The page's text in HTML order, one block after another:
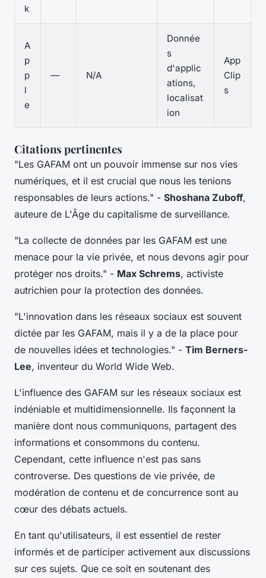
k
A
p
p
l
e
— N/A
Donnée
s
d'applic
ations,
localisat
ion
App
Clip
s
Citations pertinentes
"Les GAFAM ont un pouvoir immense sur nos vies
numériques, et il est crucial que nous les tenions
responsables de leurs actions." - Shoshana Zuboff,
auteure de L'Âge du capitalisme de surveillance.
"La collecte de données par les GAFAM est une
menace pour la vie privée, et nous devons agir pour
protéger nos droits." - Max Schrems, activiste
autrichien pour la protection des données.
"L'innovation dans les réseaux sociaux est souvent
dictée par les GAFAM, mais il y a de la place pour
de nouvelles idées et technologies." - Tim Berners-
Lee, inventeur du World Wide Web.
L'influence des GAFAM sur les réseaux sociaux est
indéniable et multidimensionnelle. Ils façonnent la
manière dont nous communiquons, partagent des
informations et consommons du contenu.
Cependant, cette influence n'est pas sans
controverse. Des questions de vie privée, de
modération de contenu et de concurrence sont au
cœur des débats actuels.
En tant qu'utilisateurs, il est essentiel de rester
informés et de participer activement aux discussions
sur ces sujets. Que ce soit en soutenant des